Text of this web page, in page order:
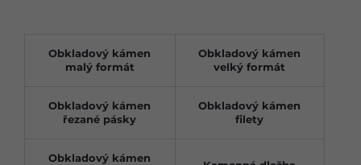
Obkladový kámen
malý formát
Obkladový kámen
velký formát
Obkladový kámen
řezané pásky
Obkladový kámen
filety
Obkladový kámen